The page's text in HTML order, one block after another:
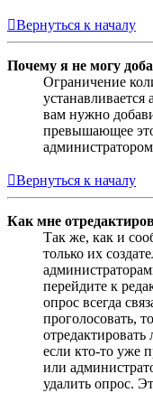
Вернуться к началу
Почему я не могу
Ограничение
вам нужно
превышающее
Вернуться к началу
Как мне
Так же, как и
только их
перейдите к
опрос всегда
проголосовать,
если кто-то уже
или
удалить опрос.